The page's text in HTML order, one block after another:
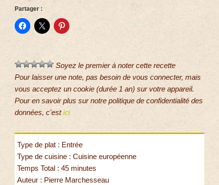
Partager :
Soyez le premier à noter cette recette
Pour laisser une note, pas besoin de vous connecter, mais
vous acceptez un cookie (durée 1 an) sur votre appareil.
Pour en savoir plus sur notre politique de confidentialité des
données, c'estici
Type de plat : Entrée
Type de cuisine : Cuisine européenne
Temps Total : 45 minutes
Auteur : Pierre Marchesseau